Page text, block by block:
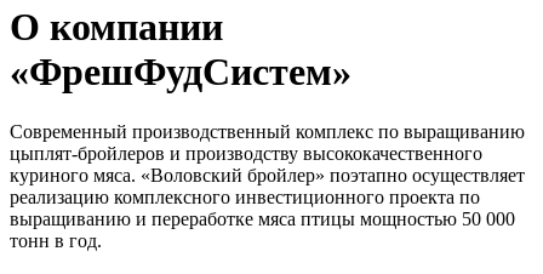
О компании
«ФрешФудСистем»
Современный производственный комплекс по выращиванию
цыплят-бройлеров и производству высококачественного
куриного мяса. «Воловский бройлер» поэтапно осуществляет
реализацию комплексного инвестиционного проекта по
выращиванию и переработке мяса птицы мощностью 50 000
тонн в год.